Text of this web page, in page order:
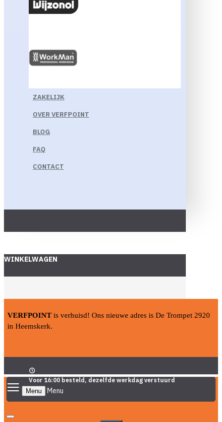
ZAKELIJK
OVER VERFPOINT
BLOG
FAQ
CONTACT
WINKELWAGEN
VERFPOINT is verhuisd! Ons nieuwe adres is De Trompet 2920
in Heemskerk.
Voor 16:00 besteld, dezelfde werkdag verstuurd
Menu